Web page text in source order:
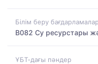
Білім беру
B082 Су ресурстары
ҰБТ-дағы пәндер